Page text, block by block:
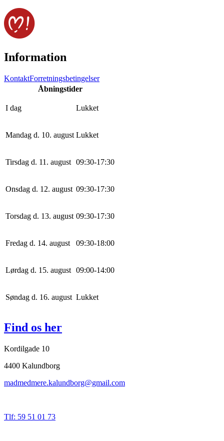
Information
KontaktForretningsbetingelser
Åbningstider
I dag Lukket
Mandag d. 10. august Lukket
Tirsdag d. 11. august 09:30-17:30
Onsdag d. 12. august 09:30-17:30
Torsdag d. 13. august 09:30-17:30
Fredag d. 14. august 09:30-18:00
Lørdag d. 15. august 09:00-14:00
Søndag d. 16. august Lukket
Find os her
Kordilgade 10
4400 Kalundborg
madmedmere.kalundborg@gmail.com
Tlf: 59 51 01 73